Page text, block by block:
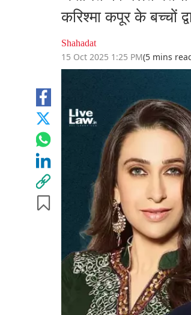
करिश्मा कपूर के बच्चों
Shahadat
15 Oct 2025 1:25 PM(5 mins